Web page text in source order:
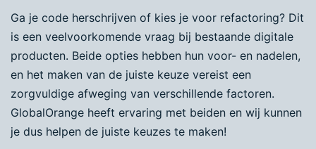
Ga je code herschrijven of kies je voor refactoring? Dit
is een veelvoorkomende vraag bij bestaande digitale
producten. Beide opties hebben hun voor- en nadelen,
en het maken van de juiste keuze vereist een
zorgvuldige afweging van verschillende factoren.
GlobalOrange heeft ervaring met beiden en wij kunnen
je dus helpen de juiste keuzes te maken!